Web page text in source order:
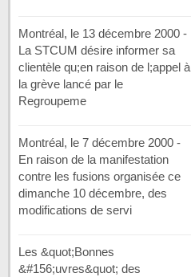
Montréal, le 13 décembre 2000 -
La STCUM désire informer sa
clientèle qu;en raison de l;appel à
la grève lancé par le
Regroupeme
Montréal, le 7 décembre 2000 -
En raison de la manifestation
contre les fusions organisée ce
dimanche 10 décembre, des
modifications de servi
Les &quot;Bonnes
&#156;uvres&quot; des